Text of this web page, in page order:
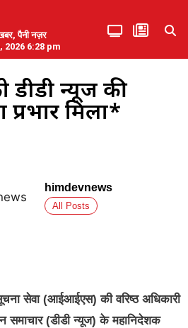
पैनी नज़र
2026 6:28 pm
डीडी न्यूज की
मिला*
himdevnews
All Posts
सेवा (आईआईएस) की वरिष्ठ अधिकारी
समाचार (डीडी न्यूज) के महानिदेशक